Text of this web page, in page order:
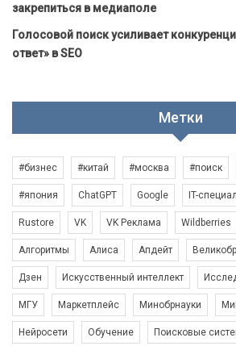
закрепиться в медиаполе
Голосовой поиск усиливает
ответ» в SEO
Метки
#бизнес #китай #москва #поиск
#япония ChatGPT Google IT-
Rustore VK VK Реклама Wildberries
Алгоритмы Алиса Апдейт
Дзен Искусственный интеллект
МГУ Маркетплейс Минобрнауки
Нейросети Обучение Поисковые